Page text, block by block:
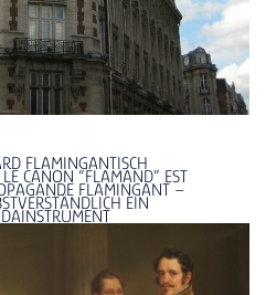
FLAMINGANTISCH
CANON “FLAMAND” EST
FLAMINGANT –
EIN